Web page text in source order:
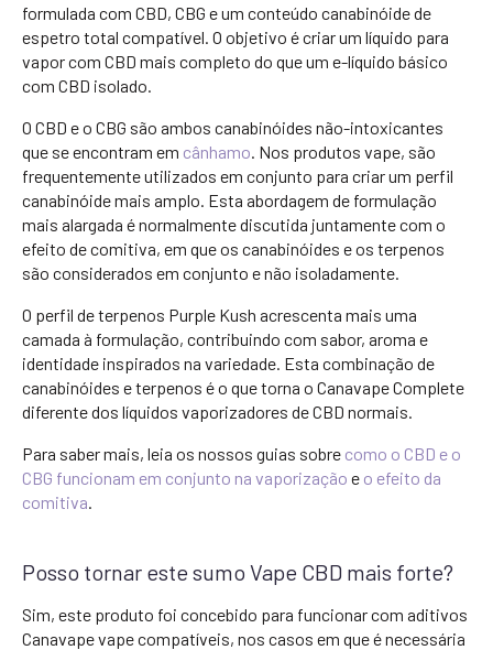
formulada com CBD, CBG e um conteúdo canabinóide de
espetro total compatível. O objetivo é criar um líquido para
vapor com CBD mais completo do que um e-líquido básico
com CBD isolado.
O CBD e o CBG são ambos canabinóides não-intoxicantes
que se encontram em cânhamo. Nos produtos vape, são
frequentemente utilizados em conjunto para criar um perfil
canabinóide mais amplo. Esta abordagem de formulação
mais alargada é normalmente discutida juntamente com o
efeito de comitiva, em que os canabinóides e os terpenos
são considerados em conjunto e não isoladamente.
O perfil de terpenos Purple Kush acrescenta mais uma
camada à formulação, contribuindo com sabor, aroma e
identidade inspirados na variedade. Esta combinação de
canabinóides e terpenos é o que torna o Canavape Complete
diferente dos líquidos vaporizadores de CBD normais.
Para saber mais, leia os nossos guias sobre como o CBD e o
CBG funcionam em conjunto na vaporização e o efeito da
comitiva.
Posso tornar este sumo Vape CBD mais forte?
Sim, este produto foi concebido para funcionar com aditivos
Canavape vape compatíveis, nos casos em que é necessária